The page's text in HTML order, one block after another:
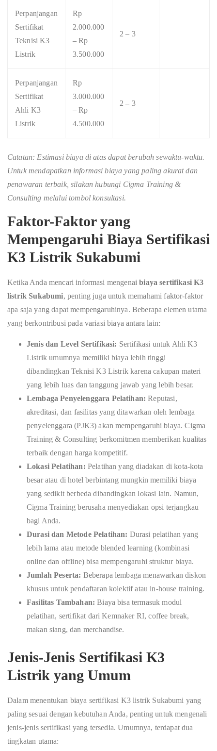
Perpanjangan
Sertifikat
Teknisi K3
Listrik
Rp
2.000.000
– Rp
3.500.000
2 – 3
Perpanjangan
Sertifikat
Ahli K3
Listrik
Rp
3.000.000
– Rp
4.500.000
2 – 3
Catatan: Estimasi biaya di atas dapat berubah sewaktu-waktu.
Untuk mendapatkan informasi biaya yang paling akurat dan
penawaran terbaik, silakan hubungi Cigma Training &
Consulting melalui tombol konsultasi.
Faktor-Faktor yang
Mempengaruhi Biaya Sertifikasi
K3 Listrik Sukabumi
Ketika Anda mencari informasi mengenaibiaya sertifikasi K3
listrik Sukabumi, penting juga untuk memahami faktor-faktor
apa saja yang dapat mempengaruhinya. Beberapa elemen utama
yang berkontribusi pada variasi biaya antara lain:
Jenis dan Level Sertifikasi: Sertifikasi untuk Ahli K3
Listrik umumnya memiliki biaya lebih tinggi
dibandingkan Teknisi K3 Listrik karena cakupan materi
yang lebih luas dan tanggung jawab yang lebih besar.
Lembaga Penyelenggara Pelatihan: Reputasi,
akreditasi, dan fasilitas yang ditawarkan oleh lembaga
penyelenggara (PJK3) akan mempengaruhi biaya. Cigma
Training & Consulting berkomitmen memberikan kualitas
terbaik dengan harga kompetitif.
Lokasi Pelatihan: Pelatihan yang diadakan di kota-kota
besar atau di hotel berbintang mungkin memiliki biaya
yang sedikit berbeda dibandingkan lokasi lain. Namun,
Cigma Training berusaha menyediakan opsi terjangkau
bagi Anda.
Durasi dan Metode Pelatihan: Durasi pelatihan yang
lebih lama atau metode blended learning (kombinasi
online dan offline) bisa mempengaruhi struktur biaya.
Jumlah Peserta: Beberapa lembaga menawarkan diskon
khusus untuk pendaftaran kolektif atau in-house training.
Fasilitas Tambahan: Biaya bisa termasuk modul
pelatihan, sertifikat dari Kemnaker RI, coffee break,
makan siang, dan merchandise.
Jenis-Jenis Sertifikasi K3
Listrik yang Umum
Dalam menentukan biaya sertifikasi K3 listrik Sukabumi yang
paling sesuai dengan kebutuhan Anda, penting untuk mengenali
jenis-jenis sertifikasi yang tersedia. Umumnya, terdapat dua
tingkatan utama: